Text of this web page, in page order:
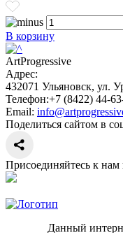
В корзину
ArtProgressive
Адрес:
432071 Ульяновск, ул.
Телефон:+7 (8422) 44-
Email:
Поделиться сайтом в
Присоединяйтесь к нам
Данный